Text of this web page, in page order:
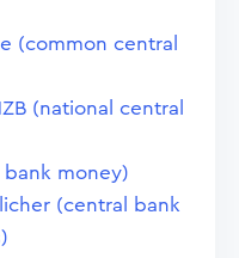
(common central
(national central
money)
(central bank